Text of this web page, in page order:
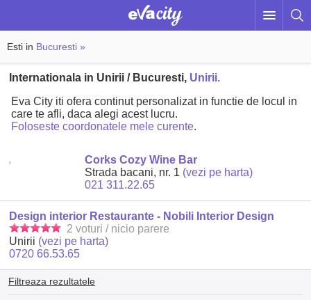
Esti in Bucuresti »
Internationala in Unirii / Bucuresti, Unirii.
Eva City iti ofera continut personalizat in functie de locul in
care te afli, daca alegi acest lucru.
Foloseste coordonatele mele curente.
Corks Cozy Wine Bar
Strada bacani, nr. 1 (vezi pe harta)
021 311.22.65
Design interior Restaurante - Nobili Interior Design
2 voturi / nicio parere
Unirii (vezi pe harta)
0720 66.53.65
Filtreaza rezultatele